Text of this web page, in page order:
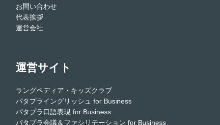
お問い合わせ
代表挨拶
運営会社
運営サイト
ラングペディア・キッズクラブ
パタプライングリッシュ for Business
パタプラ口語表現 for Business
パタプラ会議＆ファシリテーション for Business